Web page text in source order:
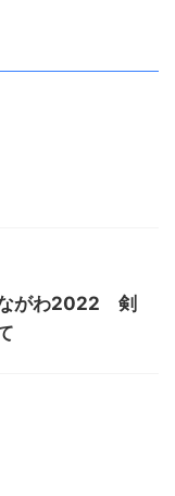
がわ2022 剣